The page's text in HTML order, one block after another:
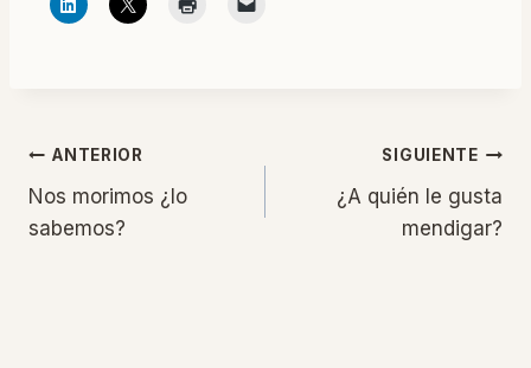
Navegación
de
ANTERIOR
Nos morimos ¿lo
sabemos?
SIGUIENTE
¿A quién le gusta
mendigar?